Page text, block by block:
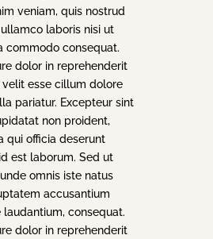
veniam, quis nostrud
laboris nisi ut
commodo consequat.
dolor in reprehenderit
esse cillum dolore
pariatur. Excepteur sint
non proident,
qui officia deserunt
est laborum. Sed ut
omnis iste natus
accusantium
consequat.
dolor in reprehenderit